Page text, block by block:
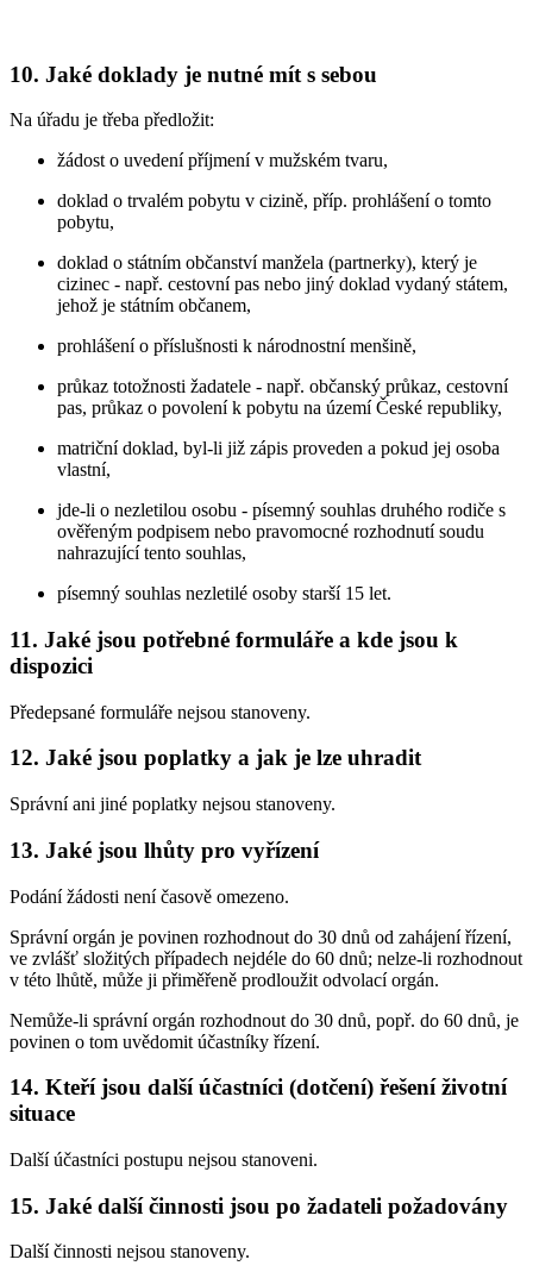
10. Jaké doklady je nutné mít s sebou
Na úřadu je třeba předložit:
žádost o uvedení příjmení v mužském tvaru,
doklad o trvalém pobytu v cizině, příp. prohlášení o tomto
pobytu,
doklad o státním občanství manžela (partnerky), který je
cizinec - např. cestovní pas nebo jiný doklad vydaný státem,
jehož je státním občanem,
prohlášení o příslušnosti k národnostní menšině,
průkaz totožnosti žadatele - např. občanský průkaz, cestovní
pas, průkaz o povolení k pobytu na území České republiky,
matriční doklad, byl-li již zápis proveden a pokud jej osoba
vlastní,
jde-li o nezletilou osobu - písemný souhlas druhého rodiče s
ověřeným podpisem nebo pravomocné rozhodnutí soudu
nahrazující tento souhlas,
písemný souhlas nezletilé osoby starší 15 let.
11. Jaké jsou potřebné formuláře a kde jsou k
dispozici
Předepsané formuláře nejsou stanoveny.
12. Jaké jsou poplatky a jak je lze uhradit
Správní ani jiné poplatky nejsou stanoveny.
13. Jaké jsou lhůty pro vyřízení
Podání žádosti není časově omezeno.
Správní orgán je povinen rozhodnout do 30 dnů od zahájení řízení,
ve zvlášť složitých případech nejdéle do 60 dnů; nelze-li rozhodnout
v této lhůtě, může ji přiměřeně prodloužit odvolací orgán.
Nemůže-li správní orgán rozhodnout do 30 dnů, popř. do 60 dnů, je
povinen o tom uvědomit účastníky řízení.
14. Kteří jsou další účastníci (dotčení) řešení životní
situace
Další účastníci postupu nejsou stanoveni.
15. Jaké další činnosti jsou po žadateli požadovány
Další činnosti nejsou stanoveny.